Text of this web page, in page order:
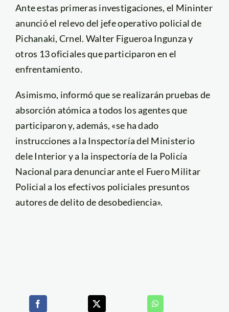
Ante estas primeras investigaciones, el Mininter
anunció el relevo del jefe operativo policial de
Pichanaki, Crnel. Walter Figueroa Ingunza y
otros 13 oficiales que participaron en el
enfrentamiento.
Asimismo, informó que se realizarán pruebas de
absorción atómica a todos los agentes que
participaron y, además, «se ha dado
instrucciones a la Inspectoría del Ministerio
dele Interior y a la inspectoría de la Policía
Nacional para denunciar ante el Fuero Militar
Policial a los efectivos policiales presuntos
autores de delito de desobediencia».